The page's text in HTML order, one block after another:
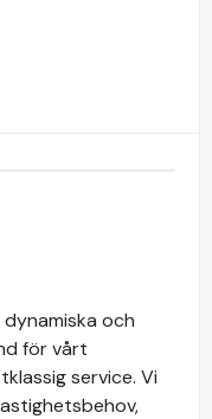
och
för vårt
service. Vi